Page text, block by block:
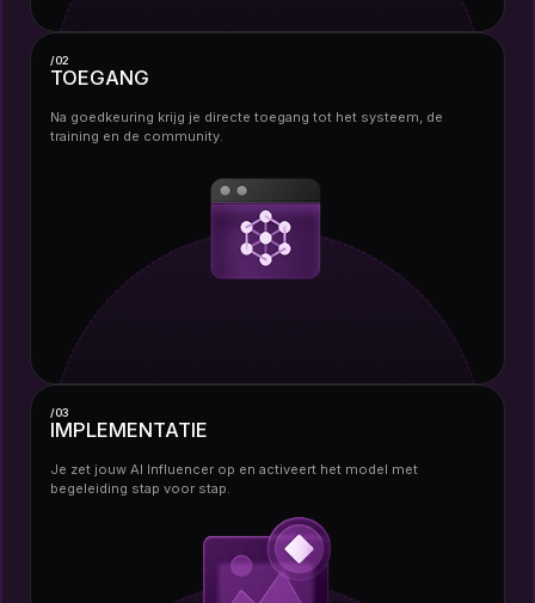
/02
TOEGANG
Na goedkeuring krijg je directe toegang tot het systeem, de
training en de community.
/03
IMPLEMENTATIE
Je zet jouw AI Influencer op en activeert het model met
begeleiding stap voor stap.